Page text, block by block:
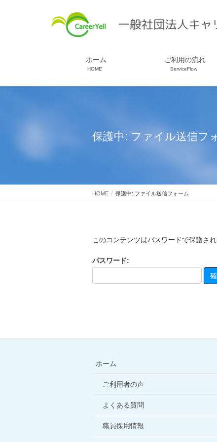
ホーム
HOME
ご利用の流れ
ServiceFlow
保護中: ファイル送信フ
HOME 保護中: ファイル送信フォーム
このコンテンツはパスワードで保護さ
パスワード:
ホーム
ご利用者の声
よくある質問
職員採用情報